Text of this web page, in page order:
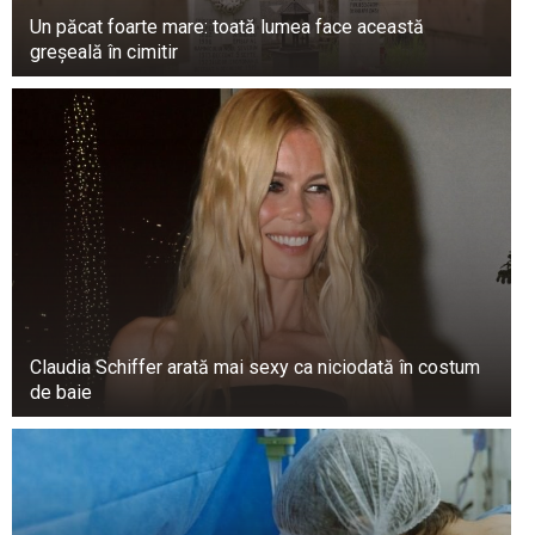
spus că este responsabil doar pentru un hard
disk care a fost ulterior deplasat sub
supravegherea sa. Cu toate acestea, trebuia să
afle unde era.
Un păcat foarte mare: toată lumea face această
greșeală în cimitir
Claudia Schiffer arată mai sexy ca niciodată în costum
de baie